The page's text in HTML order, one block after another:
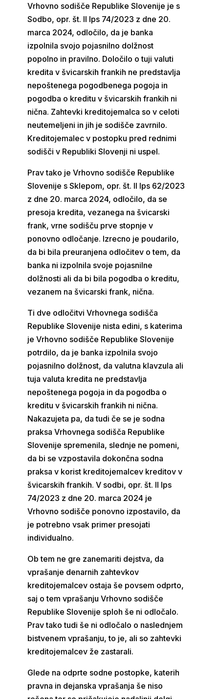
Vrhovno sodišče Republike Slovenije je s
Sodbo, opr. št. II Ips 74/2023 z dne 20.
marca 2024, odločilo, da je banka
izpolnila svojo pojasnilno dolžnost
popolno in pravilno. Določilo o tuji valuti
kredita v švicarskih frankih ne predstavlja
nepoštenega pogodbenega pogoja in
pogodba o kreditu v švicarskih frankih ni
nična. Zahtevki kreditojemalca so v celoti
neutemeljeni in jih je sodišče zavrnilo.
Kreditojemalec v postopku pred rednimi
sodišči v Republiki Slovenji ni uspel.
Prav tako je Vrhovno sodišče Republike
Slovenije s Sklepom, opr. št. II Ips 62/2023
z dne 20. marca 2024, odločilo, da se
presoja kredita, vezanega na švicarski
frank, vrne sodišču prve stopnje v
ponovno odločanje. Izrecno je poudarilo,
da bi bila preuranjena odločitev o tem, da
banka ni izpolnila svoje pojasnilne
dolžnosti ali da bi bila pogodba o kreditu,
vezanem na švicarski frank, nična.
Ti dve odločitvi Vrhovnega sodišča
Republike Slovenije nista edini, s katerima
je Vrhovno sodišče Republike Slovenije
potrdilo, da je banka izpolnila svojo
pojasnilno dolžnost, da valutna klavzula ali
tuja valuta kredita ne predstavlja
nepoštenega pogoja in da pogodba o
kreditu v švicarskih frankih ni nična.
Nakazujeta pa, da tudi če se je sodna
praksa Vrhovnega sodišča Republike
Slovenije spremenila, slednje ne pomeni,
da bi se vzpostavila dokončna sodna
praksa v korist kreditojemalcev kreditov v
švicarskih frankih. V sodbi, opr. št. II Ips
74/2023 z dne 20. marca 2024 je
Vrhovno sodišče ponovno izpostavilo, da
je potrebno vsak primer presojati
individualno.
Ob tem ne gre zanemariti dejstva, da
vprašanje denarnih zahtevkov
kreditojemalcev ostaja še povsem odprto,
saj o tem vprašanju Vrhovno sodišče
Republike Slovenije sploh še ni odločalo.
Prav tako tudi še ni odločalo o naslednjem
bistvenem vprašanju, to je, ali so zahtevki
kreditojemalcev že zastarali.
Glede na odprte sodne postopke, katerih
pravna in dejanska vprašanja še niso